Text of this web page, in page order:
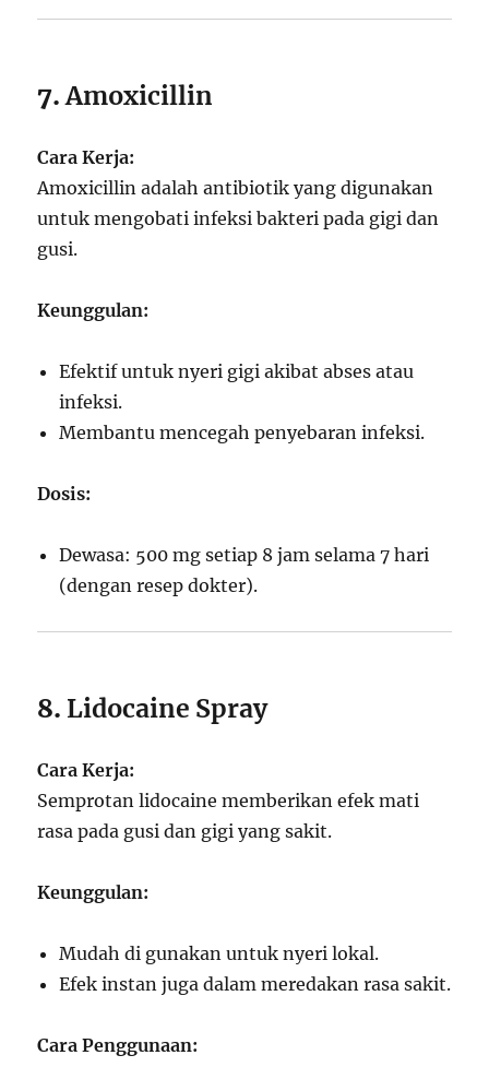
7.Amoxicillin
Cara Kerja:
Amoxicillin adalah antibiotik yang digunakan
untuk mengobati infeksi bakteri pada gigi dan
gusi.
Keunggulan:
Efektif untuk nyeri gigi akibat abses atau
infeksi.
Membantu mencegah penyebaran infeksi.
Dosis:
Dewasa: 500 mg setiap 8 jam selama 7 hari
(dengan resep dokter).
8. Lidocaine Spray
Cara Kerja:
Semprotan lidocaine memberikan efek mati
rasa pada gusi dan gigi yang sakit.
Keunggulan:
Mudah di gunakan untuk nyeri lokal.
Efek instan juga dalam meredakan rasa sakit.
Cara Penggunaan: